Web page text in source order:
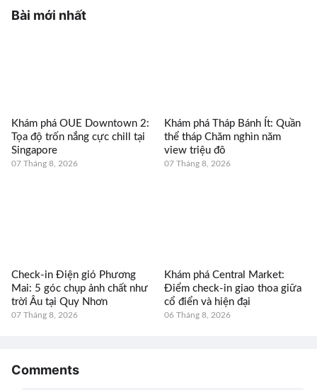
Bài mới nhất
Khám phá OUE Downtown 2:
Tọa độ trốn nắng cực chill tại
Singapore
07 Tháng 8, 2026
Khám phá Tháp Bánh Ít: Quần
thể tháp Chăm nghìn năm
view triệu đô
07 Tháng 8, 2026
Check-in Điện gió Phương
Mai: 5 góc chụp ảnh chất như
trời Âu tại Quy Nhơn
07 Tháng 8, 2026
Khám phá Central Market:
Điểm check-in giao thoa giữa
cổ điển và hiện đại
06 Tháng 8, 2026
Comments